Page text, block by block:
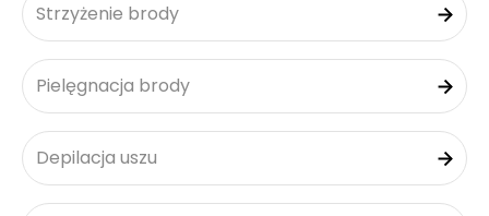
Strzyżenie brody
Pielęgnacja brody
Depilacja uszu